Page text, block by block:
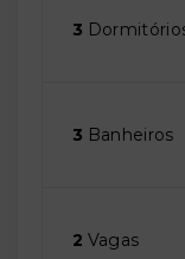
3
3 Banheiros
2 Vagas